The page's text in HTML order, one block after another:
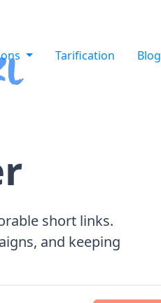
Tarification Blog
short links.
and keeping